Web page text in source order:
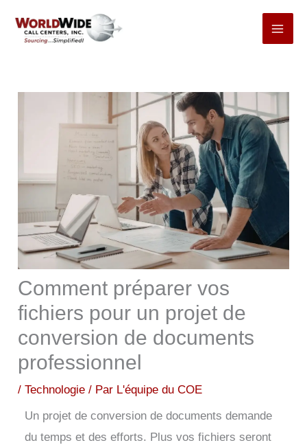
Comment préparer vos
fichiers pour un projet de
conversion de documents
professionnel
/Technologie / Par L'équipe du COE
Un projet de conversion de documents demande
du temps et des efforts. Plus vos fichiers seront